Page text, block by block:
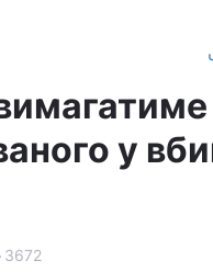
у
3672